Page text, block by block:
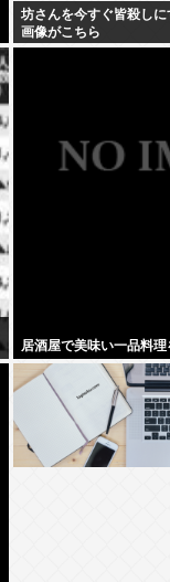
坊さんを今すぐ皆殺し
画像がこちら
居酒屋で美味い一品料